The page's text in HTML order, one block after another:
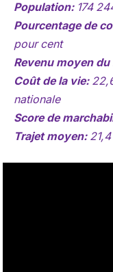
Population:174
Pourcentage de
pour cent
Revenu moyen du
Coût de la vie:
nationale
Score de
Trajet moyen:21,4